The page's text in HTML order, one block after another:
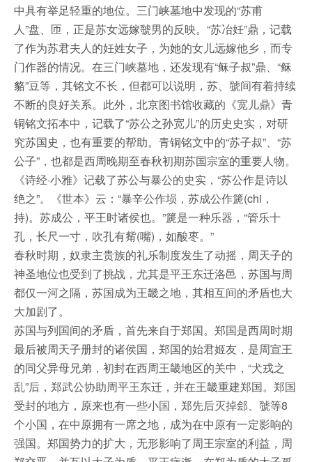
中具有举足轻重的地位。三门峡墓地中发现的“苏甫
人”盘、匝，正是苏女远嫁虢男的反映。“苏冶妊”鼎，记载
了作为苏君夫人的妊姓女子，为她的女儿远嫁他乡，而专
门作器的情况。在三门峡墓地，还发现有“稣子叔”鼎、“稣
貉”豆等，其铭文不长，但都可以说明，苏、虢间有着持续
不断的良好关系。此外，北京图书馆收藏的《宽儿鼎》青
铜铭文拓本中，记载了“苏公之孙宽儿”的历史史实，对研
究苏国史，也有重要的帮助。青铜铭文中的“苏子叔”、“苏
公子”，也都是西周晚期至春秋初期苏国宗室的重要人物。
《诗经·小雅》记载了苏公与暴公的史实，“苏公作是诗以
绝之”。《世本》云：“暴辛公作埙，苏成公作篪(chi，
持)。苏成公，平王时诸侯也。”篪是一种乐器，“管乐十
孔，长尺一寸，吹孔有觜(嘴)，如酸枣。”
春秋时期，奴隶主贵族的礼乐制度发生了动摇，周天子的
神圣地位也受到了挑战，尤其是平王东迁洛邑，苏国与周
都仅一河之隔，苏国成为王畿之地，其相互间的矛盾也大
大加剧了。
苏国与列国间的矛盾，首先来自于郑国。郑国是西周时期
最后被周天子册封的诸侯国，郑国的始君姬友，是周宣王
的同父异母兄弟，初封在西周王畿地区的关中，“犬戎之
乱”后，郑武公协助周平王东迁，并在王畿重建郑国。郑国
受封的地方，原来也有一些小国，郑先后灭掉郐、虢等8
个小国，在中原拥有一席之地，成为在中原有一定影响的
强国。郑国势力的扩大，无形影响了周王宗室的利益，周